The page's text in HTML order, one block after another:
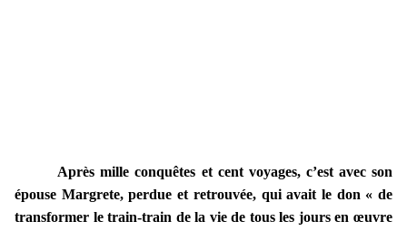
Après mille conquêtes et cent voyages, c’est avec son
épouse Margrete, perdue et retrouvée, qui avait le don « de
transformer le train-train de la vie de tous les jours en œuvre